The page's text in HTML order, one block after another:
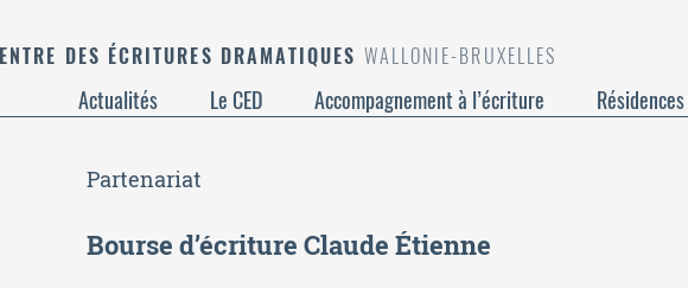
DES ÉCRITURES DRAMATIQUES WALLONIE-BRUXELLES
Actualités Le CED Accompagnement à l’écriture Résidences
Partenariat
Bourse d’écriture Claude Étienne